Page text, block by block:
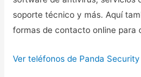
soporte técnico y más. Aquí
formas de contacto online para
Ver teléfonos de Panda Security